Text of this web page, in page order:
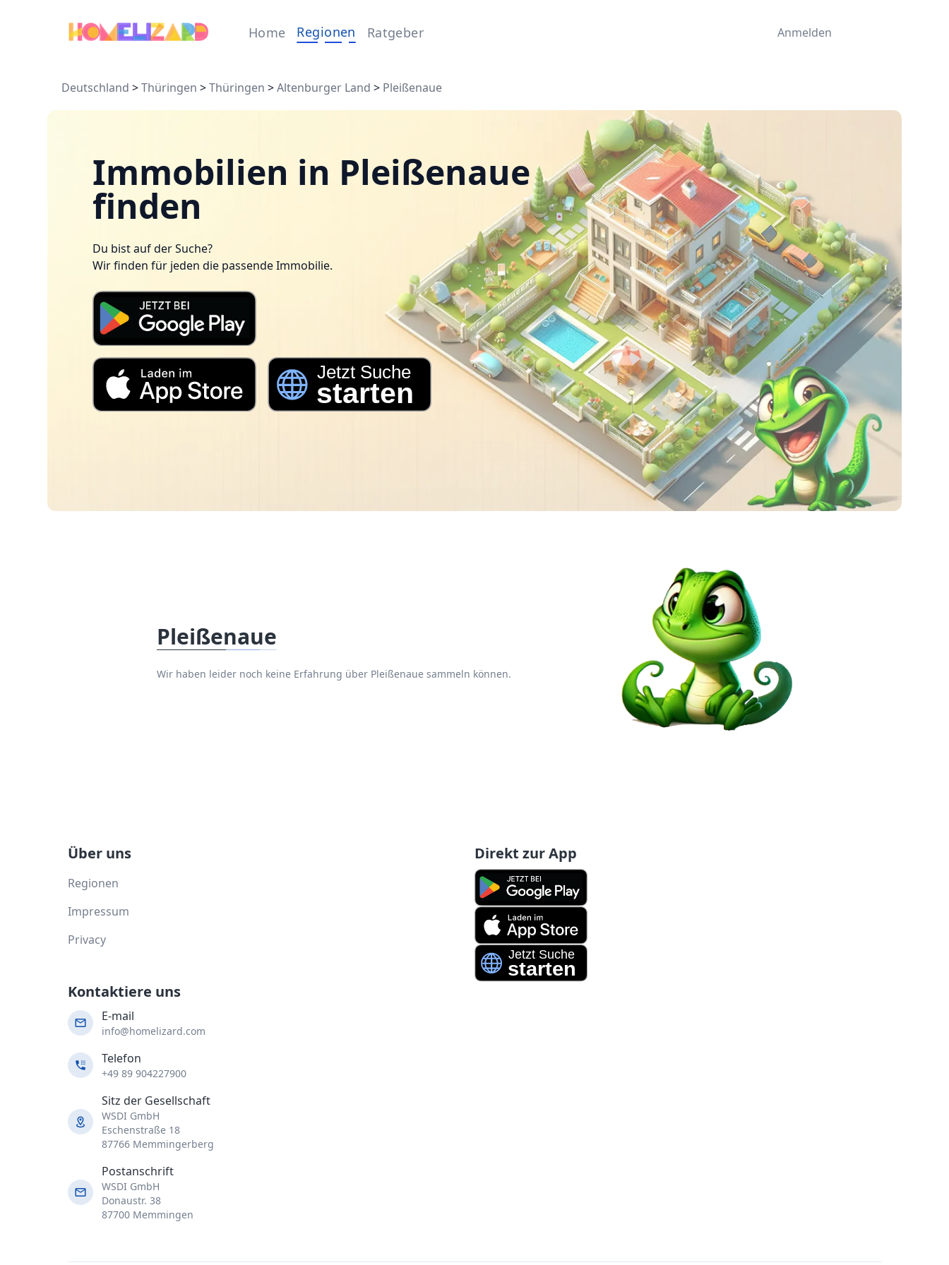
Home Regionen Ratgeber Anmelden
Deutschland >Thüringen >Thüringen >Altenburger Land > Pleißenaue
Immobilien in Pleißenaue
finden
Du bist auf der Suche?
Wir finden für jeden die passende Immobilie.
Pleißenaue
Wir haben leider noch keine Erfahrung über Pleißenaue sammeln können.
Über uns
Regionen
Impressum
Privacy
Direkt zur App
Kontaktiere uns
E-mail
info@homelizard.com
Telefon
+49 89 904227900
Sitz der Gesellschaft
WSDI GmbH
Eschenstraße 18
87766 Memmingerberg
Postanschrift
WSDI GmbH
Donaustr. 38
87700 Memmingen